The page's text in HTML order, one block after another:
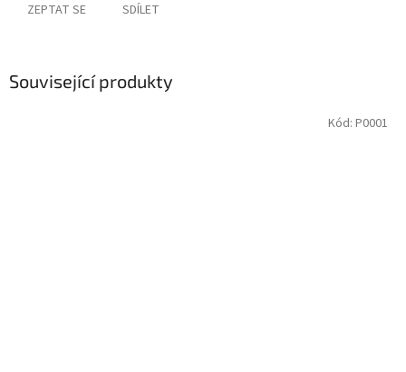
ZEPTAT SE SDÍLET
Související produkty
Kód: P0001